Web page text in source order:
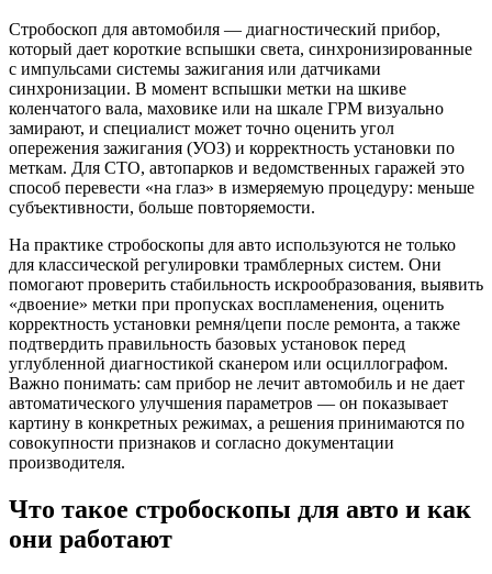
Стробоскоп для автомобиля — диагностический прибор,
который дает короткие вспышки света, синхронизированные
с импульсами системы зажигания или датчиками
синхронизации. В момент вспышки метки на шкиве
коленчатого вала, маховике или на шкале ГРМ визуально
замирают, и специалист может точно оценить угол
опережения зажигания (УОЗ) и корректность установки по
меткам. Для СТО, автопарков и ведомственных гаражей это
способ перевести «на глаз» в измеряемую процедуру: меньше
субъективности, больше повторяемости.
На практике стробоскопы для авто используются не только
для классической регулировки трамблерных систем. Они
помогают проверить стабильность искрообразования, выявить
«двоение» метки при пропусках воспламенения, оценить
корректность установки ремня/цепи после ремонта, а также
подтвердить правильность базовых установок перед
углубленной диагностикой сканером или осциллографом.
Важно понимать: сам прибор не лечит автомобиль и не дает
автоматического улучшения параметров — он показывает
картину в конкретных режимах, а решения принимаются по
совокупности признаков и согласно документации
производителя.
Что такое стробоскопы для авто и как
они работают